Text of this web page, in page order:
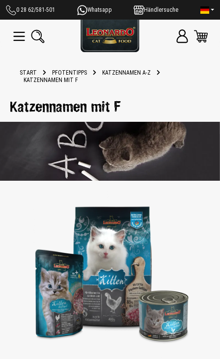
springen
0 28 62/581-501 Whatsapp Händlersuche
START PFOTENTIPPS
KATZENNAMEN A-Z
KATZENNAMEN MIT F
Katzennamen mit F